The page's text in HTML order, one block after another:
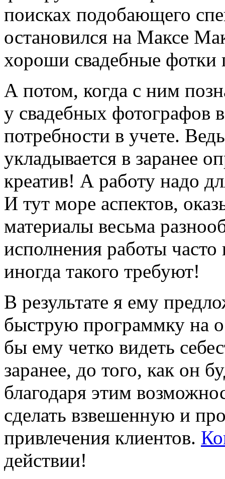
поисках подобающего
остановился на Максе
хороши свадебные фотки
А потом, когда с ним
у свадебных фотографов
потребности в учете.
укладывается в заранее
креатив! А работу надо
И тут море аспектов,
материалы весьма
исполнения работы
иногда такого требуют!
В результате я ему
быструю программку на
бы ему четко видеть
заранее, до того, как он
благодаря этим
сделать взвешенную и
привлечения клиентов.
действии!